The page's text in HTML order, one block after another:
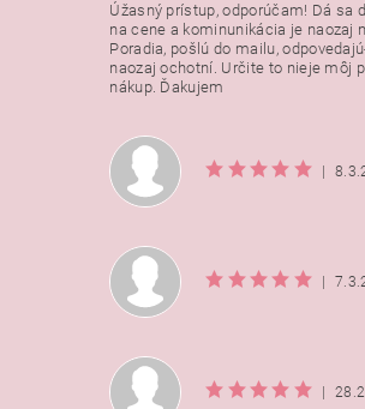
Úžasný prístup, odporúčam! Dá sa
na cene a kominunikácia je naozaj
Poradia, pošlú do mailu,
naozaj ochotní. Určite to nieje môj
nákup. Ďakujem